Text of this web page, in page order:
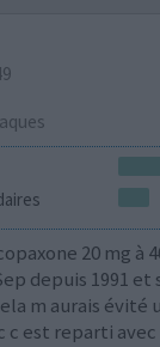
20 mg à
depuis 1991 et
m aurais évité
c est reparti avec